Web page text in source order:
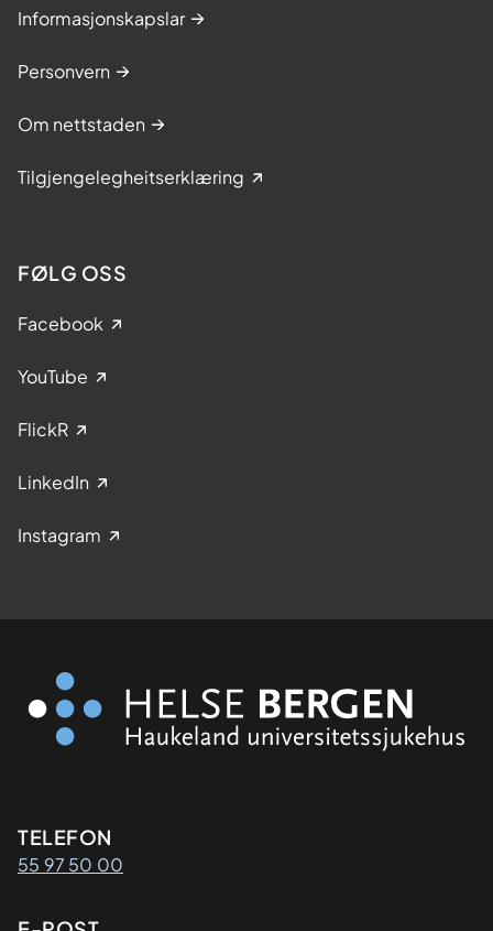
Informasjonskapslar
Personvern
Om nettstaden
Tilgjengelegheitserklæring
FØLG OSS
Facebook
YouTube
FlickR
LinkedIn
Instagram
Kontaktinformasjon
TELEFON
55 97 50 00